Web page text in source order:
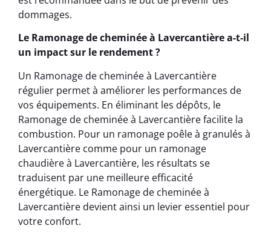
dommages.
Le Ramonage de cheminée à Lavercantière a-t-il
un impact sur le rendement ?
Un Ramonage de cheminée à Lavercantière
régulier permet à améliorer les performances de
vos équipements. En éliminant les dépôts, le
Ramonage de cheminée à Lavercantière facilite la
combustion. Pour un ramonage poêle à granulés à
Lavercantière comme pour un ramonage
chaudière à Lavercantière, les résultats se
traduisent par une meilleure efficacité
énergétique. Le Ramonage de cheminée à
Lavercantière devient ainsi un levier essentiel pour
votre confort.